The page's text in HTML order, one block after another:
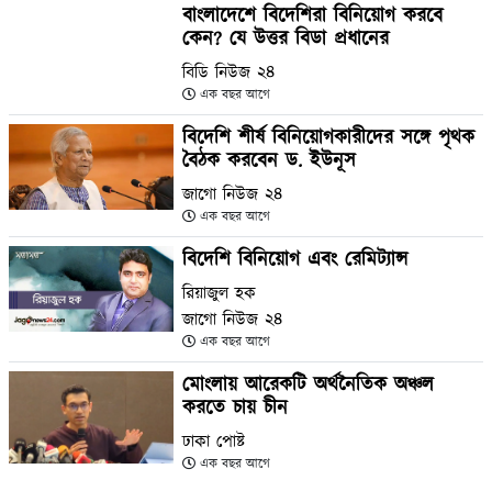
বাংলাদেশে বিদেশিরা বিনিয়োগ করবে
কেন? যে উত্তর বিডা প্রধানের
বিডি নিউজ ২৪
এক বছর আগে
বিদেশি শীর্ষ বিনিয়োগকারীদের সঙ্গে পৃথক
বৈঠক করবেন ড. ইউনূস
জাগো নিউজ ২৪
এক বছর আগে
বিদেশি বিনিয়োগ এবং রেমিট্যান্স
রিয়াজুল হক
জাগো নিউজ ২৪
এক বছর আগে
মোংলায় আরেকটি অর্থনৈতিক অঞ্চল
করতে চায় চীন
ঢাকা পোষ্ট
এক বছর আগে